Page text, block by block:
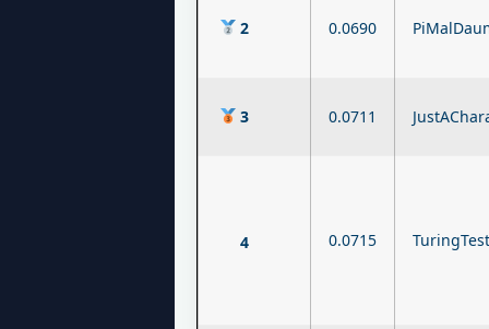
2 0.0690
3 0.0711
4 0.0715